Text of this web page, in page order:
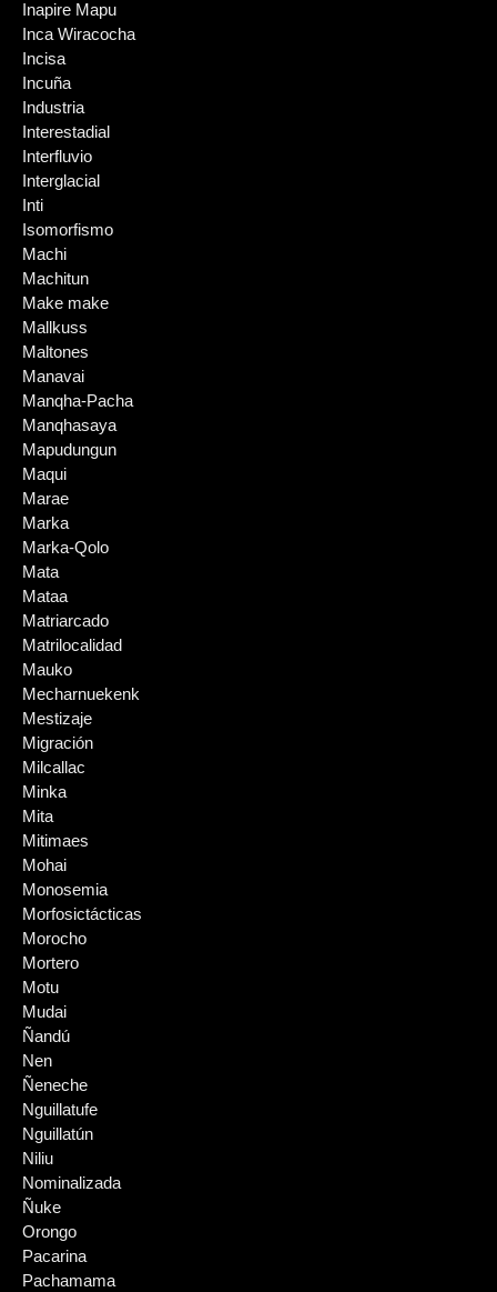
Inapire Mapu
Inca Wiracocha
Incisa
Incuña
Industria
Interestadial
Interfluvio
Interglacial
Inti
Isomorfismo
Machi
Machitun
Make make
Mallkuss
Maltones
Manavai
Manqha-Pacha
Manqhasaya
Mapudungun
Maqui
Marae
Marka
Marka-Qolo
Mata
Mataa
Matriarcado
Matrilocalidad
Mauko
Mecharnuekenk
Mestizaje
Migración
Milcallac
Minka
Mita
Mitimaes
Mohai
Monosemia
Morfosictácticas
Morocho
Mortero
Motu
Mudai
Ñandú
Nen
Ñeneche
Nguillatufe
Nguillatún
Niliu
Nominalizada
Ñuke
Orongo
Pacarina
Pachamama